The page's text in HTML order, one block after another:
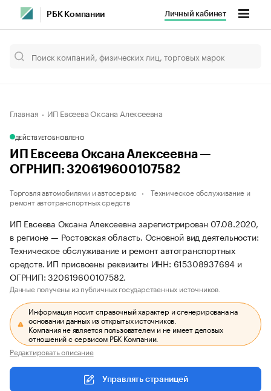
РБК Компании Личный кабинет
Главная ИП Евсеева Оксана Алексеевна
ДЕЙСТВУЕТОБНОВЛЕНО
ИП Евсеева Оксана Алексеевна —
ОГРНИП: 320619600107582
Торговля автомобилями и автосервис
Техническое обслуживание и
ремонт автотранспортных средств
ИП Евсеева Оксана Алексеевна зарегистрирован 07.08.2020,
в регионе — Ростовская область. Основной вид деятельности:
Техническое обслуживание и ремонт автотранспортных
средств. ИП присвоены реквизиты ИНН: 615308937694 и
ОГРНИП: 320619600107582.
Данные получены из публичных государственных источников.
Информация носит справочный характер и сгенерирована на
основании данных из открытых источников.
Компания не является пользователем и не имеет деловых
отношений с сервисом РБК Компании.
Редактировать описание
Управлять страницей